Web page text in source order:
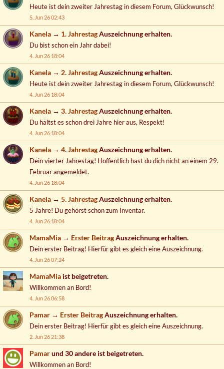
Heute ist dein zweiter Jahrestag in diesem Forum, Glückwunsch!
5. Jun 26 02:43
Kanela → 1. JahrestagAuszeichnung erhalten.
Du bist schon ein Jahr dabei!
4. Jun 26 18:04
Kanela → 2. JahrestagAuszeichnung erhalten.
Heute ist dein zweiter Jahrestag in diesem Forum, Glückwunsch!
4. Jun 26 18:04
Kanela → 3. JahrestagAuszeichnung erhalten.
Du hältst es schon drei Jahre hier aus, Respekt!
4. Jun 26 18:04
Kanela → 4. JahrestagAuszeichnung erhalten.
Dein vierter Jahrestag! Hoffentlich hast du dich nicht an einem 29.
Februar angemeldet.
4. Jun 26 18:04
Kanela → 5. JahrestagAuszeichnung erhalten.
5 Jahre! Du gehörst schon zum Inventar.
4. Jun 26 18:04
MamaMia → Erster BeitragAuszeichnung erhalten.
Dein erster Beitrag! Hierfür gibt es gleich eine Auszeichnung.
4. Jun 26 07:24
MamaMia ist beigetreten.
Willkommen an Bord!
4. Jun 26 06:58
Pamar → Erster BeitragAuszeichnung erhalten.
Dein erster Beitrag! Hierfür gibt es gleich eine Auszeichnung.
2. Jun 26 21:38
Pamarund 30 andere ist beigetreten.
Willkommen an Bord!